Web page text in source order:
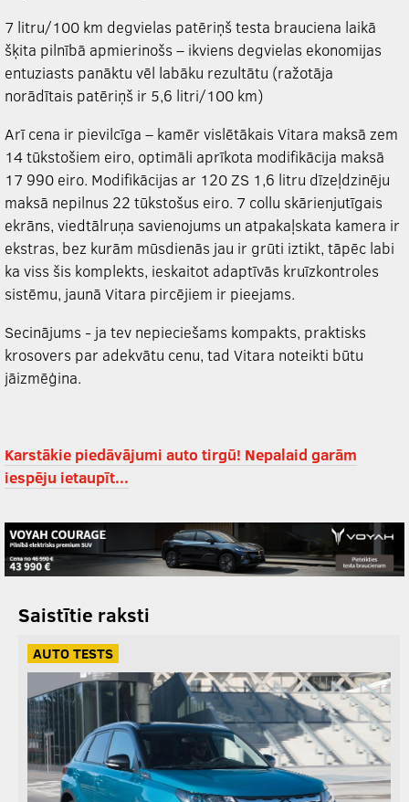
7 litru/100 km degvielas patēriņš testa brauciena laikā
šķita pilnībā apmierinošs – ikviens degvielas ekonomijas
entuziasts panāktu vēl labāku rezultātu (ražotāja
norādītais patēriņš ir 5,6 litri/100 km)
Arī cena ir pievilcīga – kamēr vislētākais Vitara maksā zem
14 tūkstošiem eiro, optimāli aprīkota modifikācija maksā
17 990 eiro. Modifikācijas ar 120 ZS 1,6 litru dīzeļdzinēju
maksā nepilnus 22 tūkstošus eiro. 7 collu skārienjutīgais
ekrāns, viedtālruņa savienojums un atpakaļskata kamera ir
ekstras, bez kurām mūsdienās jau ir grūti iztikt, tāpēc labi
ka viss šis komplekts, ieskaitot adaptīvās kruīzkontroles
sistēmu, jaunā Vitara pircējiem ir pieejams.
Secinājums - ja tev nepieciešams kompakts, praktisks
krosovers par adekvātu cenu, tad Vitara noteikti būtu
jāizmēģina.
Karstākie piedāvājumi auto tirgū! Nepalaid garām
iespēju ietaupīt...
Saistītie raksti
AUTO TESTS